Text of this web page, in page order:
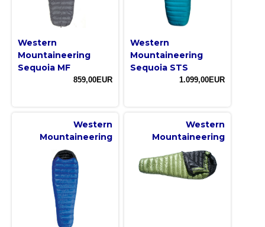
Western
Mountaineering
Sequoia MF
859,00EUR
Western
Mountaineering
Sequoia STS
1.099,00EUR
Western
Mountaineering
Western
Mountaineering